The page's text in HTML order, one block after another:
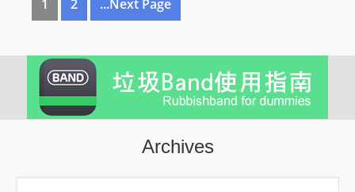
1 2 ...Next Page
Archives